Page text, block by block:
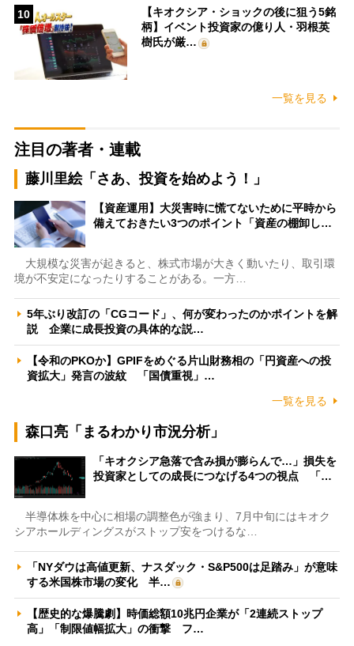
10
【キオクシア・ショックの後に狙う5銘
柄】イベント投資家の億り人・羽根英
樹氏が厳…
一覧を見る
注目の著者・連載
藤川里絵「さあ、投資を始めよう！」
【資産運用】大災害時に慌てないために平時から
備えておきたい3つのポイント「資産の棚卸し…
大規模な災害が起きると、株式市場が大きく動いたり、取引環
境が不安定になったりすることがある。一方…
5年ぶり改訂の「CGコード」、何が変わったのかポイントを解
説 企業に成長投資の具体的な説…
【令和のPKOか】GPIFをめぐる片山財務相の「円資産への投
資拡大」発言の波紋 「国債重視」…
一覧を見る
森口亮「まるわかり市況分析」
「キオクシア急落で含み損が膨らんで…」損失を
投資家としての成長につなげる4つの視点 「…
半導体株を中心に相場の調整色が強まり、7月中旬にはキオク
シアホールディングスがストップ安をつけるな…
「NYダウは高値更新、ナスダック・S&P500は足踏み」が意味
する米国株市場の変化 半…
【歴史的な爆騰劇】時価総額10兆円企業が「2連続ストップ
高」「制限値幅拡大」の衝撃 フ…